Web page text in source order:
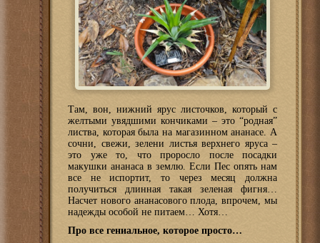
Там, вон, нижний ярус листочков, который с
желтыми увядшими кончиками – это “родная”
листва, которая была на магазинном ананасе. А
сочни, свежи, зелени листья верхнего яруса –
это уже то, что проросло после посадки
макушки ананаса в землю. Если Пес опять нам
все не испортит, то через месяц должна
получиться длинная такая зеленая фигня…
Насчет нового ананасового плода, впрочем, мы
надежды особой не питаем… Хотя…
Про все гениальное, которое просто…